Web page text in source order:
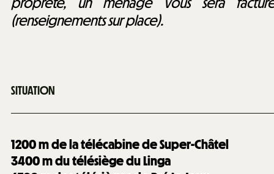
(renseignements sur place).
SITUATION
1200m de la télécabine de Super-Châtel
3400m du télésiège du Linga